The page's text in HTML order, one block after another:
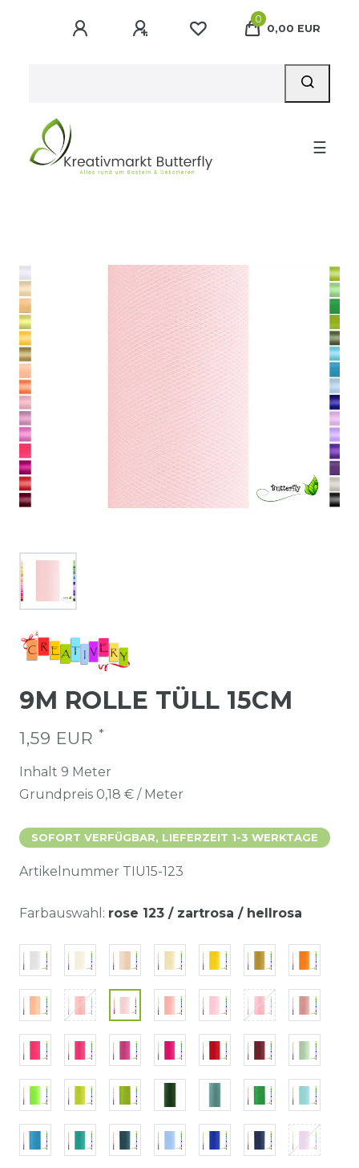
0
0,00 EUR
☰
9M ROLLE TÜLL 15CM
1,59 EUR *
Inhalt 9 Meter
Grundpreis 0,18 € / Meter
SOFORT VERFÜGBAR, LIEFERZEIT 1-3 WERKTAGE
Artikelnummer TIU15-123
Farbauswahl: rose 123 / zartrosa / hellrosa